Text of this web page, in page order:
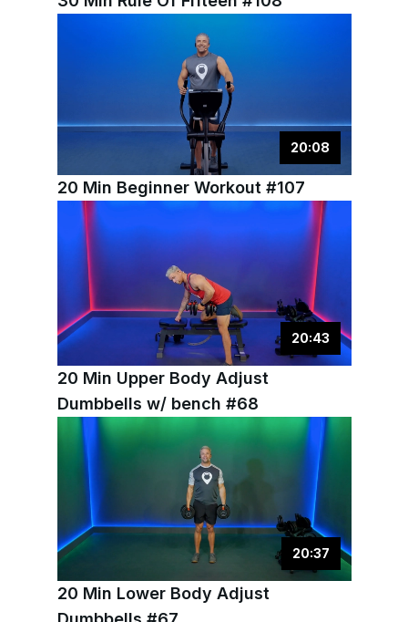
20:08
20 Min Beginner Workout #107
20:43
20 Min Upper Body Adjust
Dumbbells w/ bench #68
20:37
20 Min Lower Body Adjust